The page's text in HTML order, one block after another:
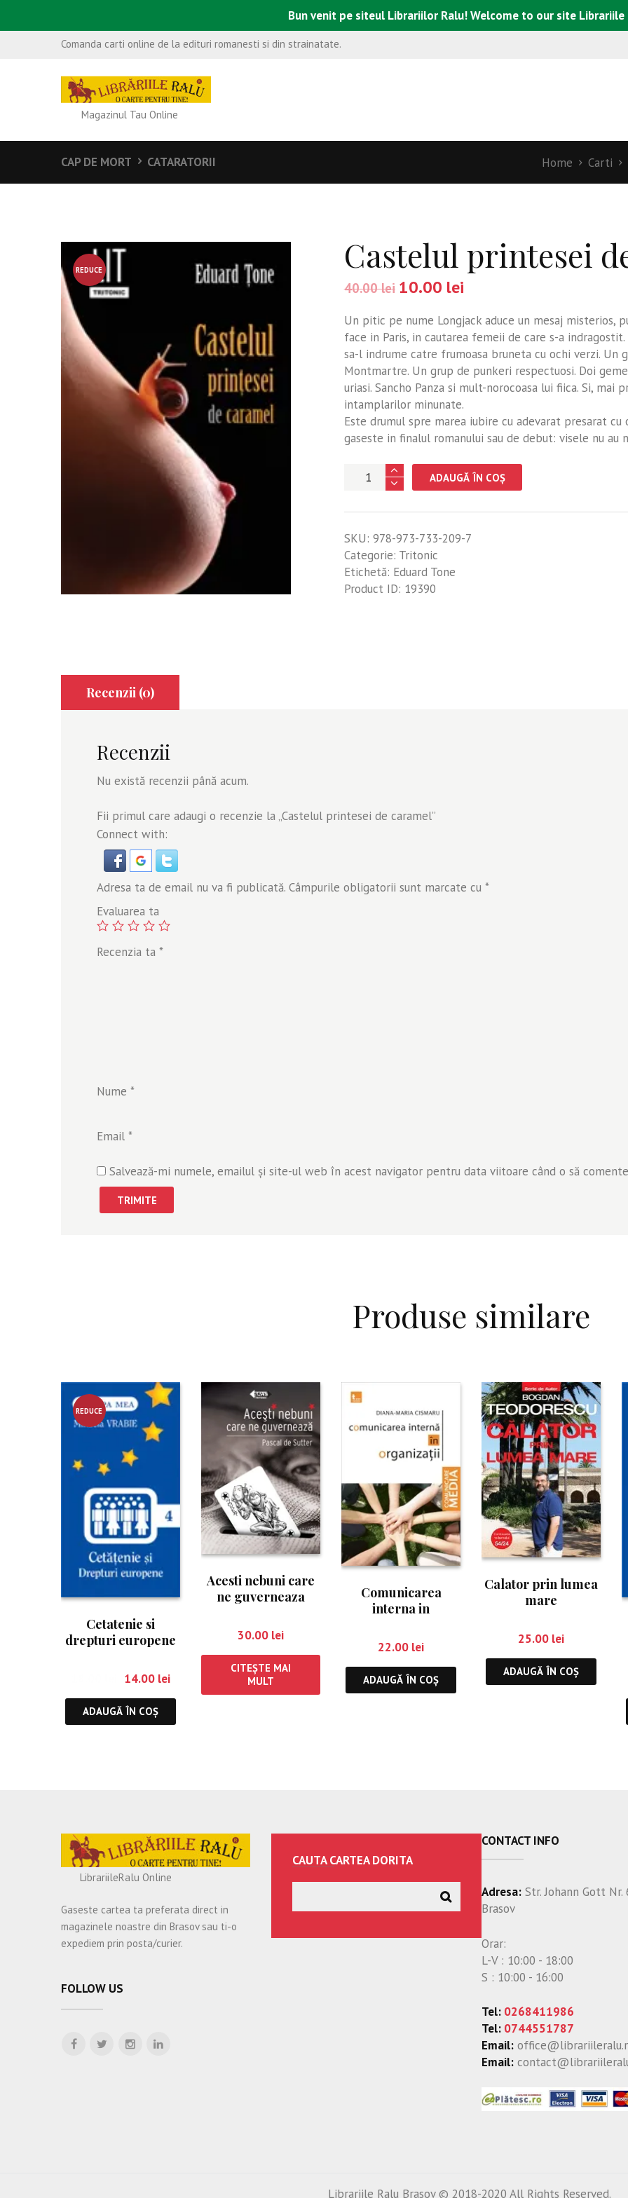
Bun venit pe siteul Librariilor Ralu! Welcome to our site Librariile
Comanda carti online de la edituri romanesti si din strainatate.
Magazinul Tau Online
CAP DE MORT CATARATORII Home Carti
REDUCE
RE!
Castelul printesei
40.00lei 10.00 lei
Un pitic pe nume Longjack aduce un mesaj
face in Paris, in cautarea femeii de care s-a
sa-l indrume catre frumoasa bruneta cu ochi verzi.
Montmartre. Un grup de punkeri respectuosi. Doi
uriasi. Sancho Panza si mult-norocoasa lui fiica. Si,
intamplarilor minunate.
Este drumul spre marea iubire cu adevarat presarat
gaseste in finalul romanului sau de debut: visele nu au
Cantitate
caramel
ADAUGĂ ÎN COȘ
SKU: 978-973-733-209-7
Categorie: Tritonic
Etichetă: Eduard Tone
Product ID: 19390
Recenzii (0)
Recenzii
Nu există recenzii până acum.
Fii primul care adaugi o recenzie la „Castelul printesei de caramel”
Connect with:
Adresa ta de email nu va fi publicată. Câmpurile obligatorii sunt marcate cu *
Evaluarea ta
Recenzia ta *
Nume *
Email *
Salvează-mi numele, emailul și site-ul web în acest navigator pentru data viitoare când o să
Produse similare
REDUCE
Cetatenie si
drepturi europene
14.00 lei
ADAUGĂ ÎN COȘ
Acesti nebuni care
ne guverneaza
30.00 lei
CITEȘTE MAI
MULT
Comunicarea
interna in
22.00 lei
ADAUGĂ ÎN COȘ
Calator prin lumea
mare
25.00 lei
ADAUGĂ ÎN COȘ
LibrariileRalu Online
Gaseste cartea ta preferata direct in
magazinele noastre din Brasov sau ti-o
expediem prin posta/curier.
FOLLOW US
CAUTA CARTEA DORITA
CONTACT INFO
Adresa: Str. Johann Gott Nr.
Brasov
Orar:
L-V : 10:00 - 18:00
S : 10:00 - 16:00
Tel: 0268411986
Tel: 0744551787
Email:
Email:
Librariile Ralu Brasov © 2018-2020 All Rights Reserved.